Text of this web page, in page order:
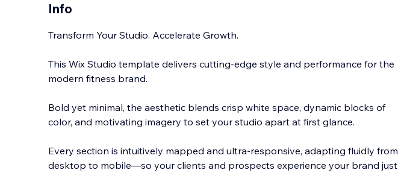
Info
Transform Your Studio. Accelerate Growth.
This Wix Studio template delivers cutting-edge style and performance for the
modern fitness brand.
Bold yet minimal, the aesthetic blends crisp white space, dynamic blocks of
color, and motivating imagery to set your studio apart at first glance.
Every section is intuitively mapped and ultra-responsive, adapting fluidly from
desktop to mobile—so your clients and prospects experience your brand just